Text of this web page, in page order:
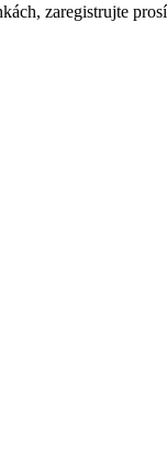
zaregistrujte